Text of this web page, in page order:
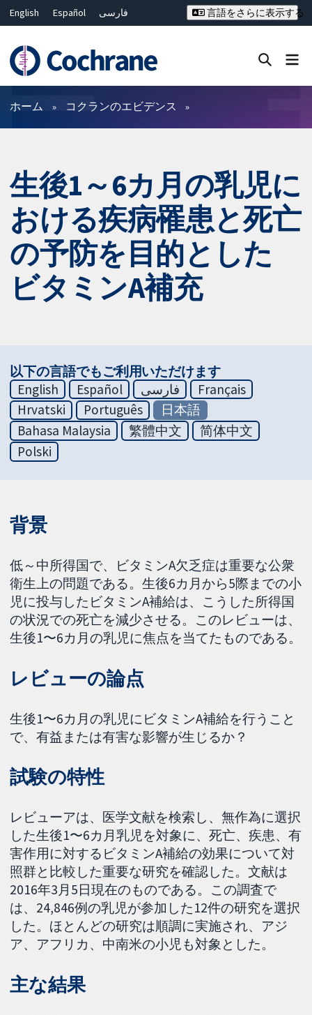
English Español
فارسی
Deutsch
Bahasa Malaysia
ไทย
繁體中文
简体中文
言語をさらに表示する
フィルター
ホーム コクランのエビデンス
生後1～6カ月の乳児に
おける疾病罹患と死亡
の予防を目的とした
ビタミンA補充
以下の言語でもご利用いただけます
English
Español فارسی
Français
Hrvatski
Português
日本語
Bahasa Malaysia
繁體中文
简体中文
Polski
背景
低～中所得国で、ビタミンA欠乏症は重要な公衆
衛生上の問題である。生後6カ月から5際までの小
児に投与したビタミンA補給は、こうした所得国
の状況での死亡を減少させる。このレビューは、
生後1〜6カ月の乳児に焦点を当てたものである。
レビューの論点
生後1〜6カ月の乳児にビタミンA補給を行うこと
で、有益または有害な影響が生じるか？
試験の特性
レビューアは、医学文献を検索し、無作為に選択
した生後1〜6カ月乳児を対象に、死亡、疾患、有
害作用に対するビタミンA補給の効果について対
照群と比較した重要な研究を確認した。文献は
2016年3月5日現在のものである。この調査で
は、24,846例の乳児が参加した12件の研究を選択
した。ほとんどの研究は順調に実施され、アジ
ア、アフリカ、中南米の小児も対象とした。
主な結果